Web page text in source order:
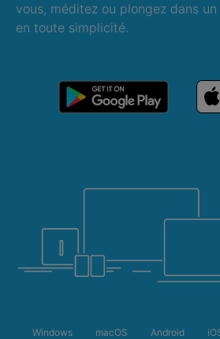
vous, méditez ou plongez dans
en toute simplicité.
Windows macOS Android